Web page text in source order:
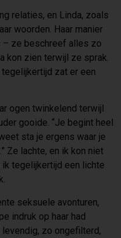
relaties, en Linda, zoals
woorden. Haar manier
– ze beschreef alles zo
kon zien terwijl ze sprak.
tegelijkertijd zat er een
ogen twinkelend terwijl
gooide. “Je begint heel
sta je ergens waar je
Ze lachte, en ik kon niet
ik tegelijkertijd een lichte
seksuele avonturen,
indruk op haar had
zo ongefilterd,